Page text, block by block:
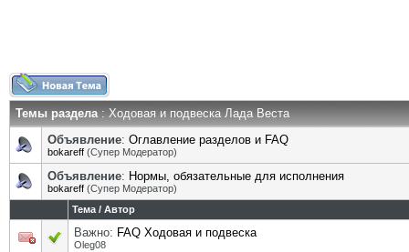
Темы раздела: Ходовая и подвеска Лада Веста
Объявление: Оглавление разделов и FAQ
bokareff (Супер Модератор)
Объявление: Нормы, обязательные для исполнения
bokareff (Супер Модератор)
Тема / Автор
Важно: FAQ Ходовая и подвеска
Oleg08